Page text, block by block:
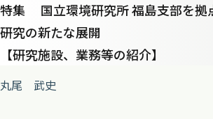
ドウで開きます）
ンドウで開きます）
ウインドウで開きます）
特集 国立環境研究所 福島支部を拠
研究の新たな展開
【研究施設、業務等の紹介】
丸尾 武史